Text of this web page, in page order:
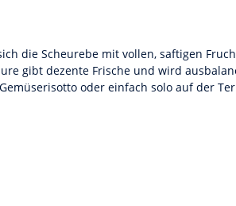
die Scheurebe mit vollen, saftigen
gibt dezente Frische und wird
oder einfach solo auf der